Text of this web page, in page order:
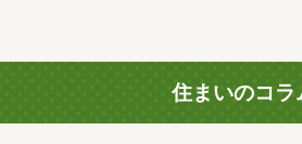
住まいのコラ